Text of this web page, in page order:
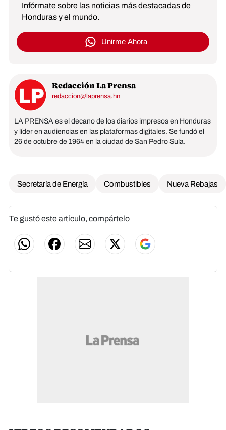
Infórmate sobre las noticias más destacadas de
Honduras y el mundo.
Unirme Ahora
Redacción La Prensa
redaccion@laprensa.hn
LA PRENSA es el decano de los diarios impresos en Honduras
y líder en audiencias en las plataformas digitales. Se fundó el
26 de octubre de 1964 en la ciudad de San Pedro Sula.
Secretaría de Energía Combustibles Nueva Rebajas
Te gustó este artículo, compártelo